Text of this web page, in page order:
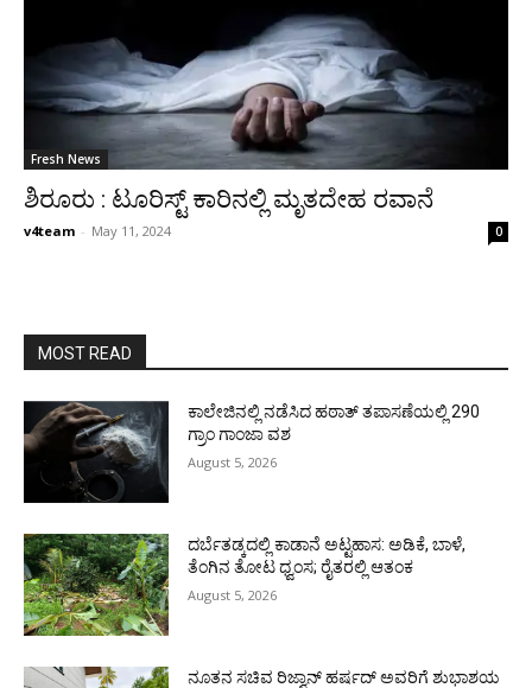
Fresh News
ಶಿರೂರು : ಟೂರಿಸ್ಟ್ ಕಾರಿನಲ್ಲಿ ಮೃತದೇಹ ರವಾನೆ
v4team - May 11, 2024 0
MOST READ
ಕಾಲೇಜಿನಲ್ಲಿ ನಡೆಸಿದ ಹಠಾತ್ ತಪಾಸಣೆಯಲ್ಲಿ 290
ಗ್ರಾಂ ಗಾಂಜಾ ವಶ
August 5, 2026
ದರ್ಬೆತಡ್ಕದಲ್ಲಿ ಕಾಡಾನೆ ಅಟ್ಟಹಾಸ: ಅಡಿಕೆ, ಬಾಳೆ,
ತೆಂಗಿನ ತೋಟ ಧ್ವಂಸ; ರೈತರಲ್ಲಿ ಆತಂಕ
August 5, 2026
ನೂತನ ಸಚಿವ ರಿಜ್ವಾನ್ ಹರ್ಷದ್ ಅವರಿಗೆ ಶುಭಾಶಯ